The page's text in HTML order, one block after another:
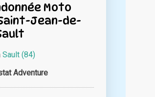
Moto
Jean-de-
Sault (84)
Adventure